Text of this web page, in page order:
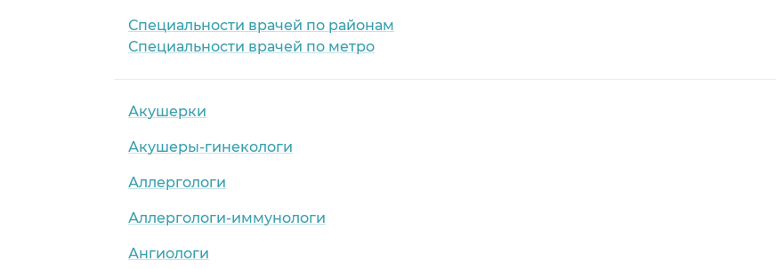
Специальности врачей по районам
Специальности врачей по метро
Акушерки
Акушеры-гинекологи
Аллергологи
Аллергологи-иммунологи
Ангиологи